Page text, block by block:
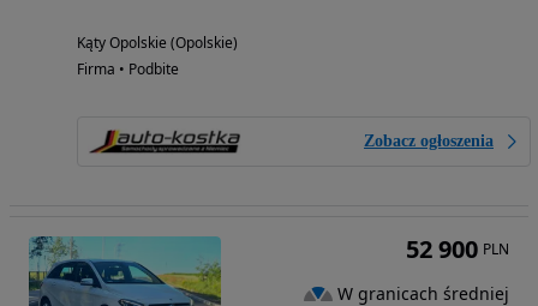
Kąty Opolskie (Opolskie)
Firma • Podbite
Zobacz ogłoszenia
52 900 PLN
W granicach średniej